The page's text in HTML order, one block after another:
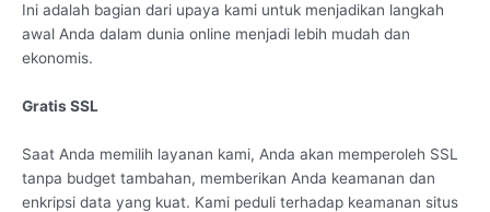
Ini adalah bagian dari upaya kami untuk menjadikan langkah
awal Anda dalam dunia online menjadi lebih mudah dan
ekonomis.
Gratis SSL
Saat Anda memilih layanan kami, Anda akan memperoleh SSL
tanpa budget tambahan, memberikan Anda keamanan dan
enkripsi data yang kuat. Kami peduli terhadap keamanan situs